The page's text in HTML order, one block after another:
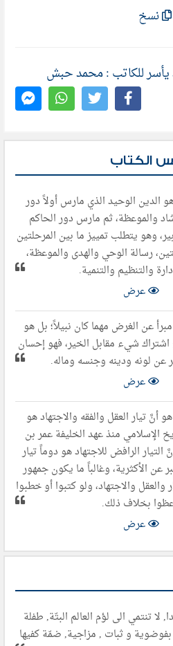
نسخ
يأسر للكاتب : محمد حبش
الكتاب
الدين الوحيد الذي مارس أولاً دور
والموعظة، ثم مارس دور الحاكم
وهو يتطلب تمييز ما بين المرحلتين
رسالة الوحي والهدى والموعظة،
والتنظيم والتنمية.
عرض
عن الغرض مهما كان نبيلاً؛ بل هو
شيء مقابل الخير، فهو إحسان
عن لونه ودينه وجنسه وماله.
عرض
أنَّ تيار العقل والفقه والاجتهاد هو
الإسلامي منذ عهد الخليفة عمر بن
الرافض للاجتهاد هو دوماً تيار
عن الأكثرية، وغالباً ما يكون جمهور
والعقل والاجتهاد، ولو كتبوا أو خطبوا
بخلاف ذلك.
عرض
لا تنتمي الى لؤم العالم البتّة, طفلة
و ثبات , مزاجية, ضمّة كفيها